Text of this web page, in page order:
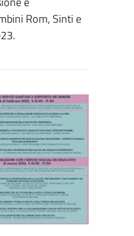
Rom, Sinti e